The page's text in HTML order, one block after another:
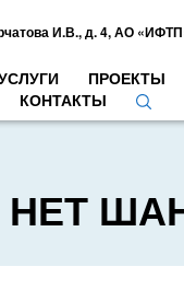
И.В., д. 4,АО
ПРОЕКТЫ
КОНТАКТЫ